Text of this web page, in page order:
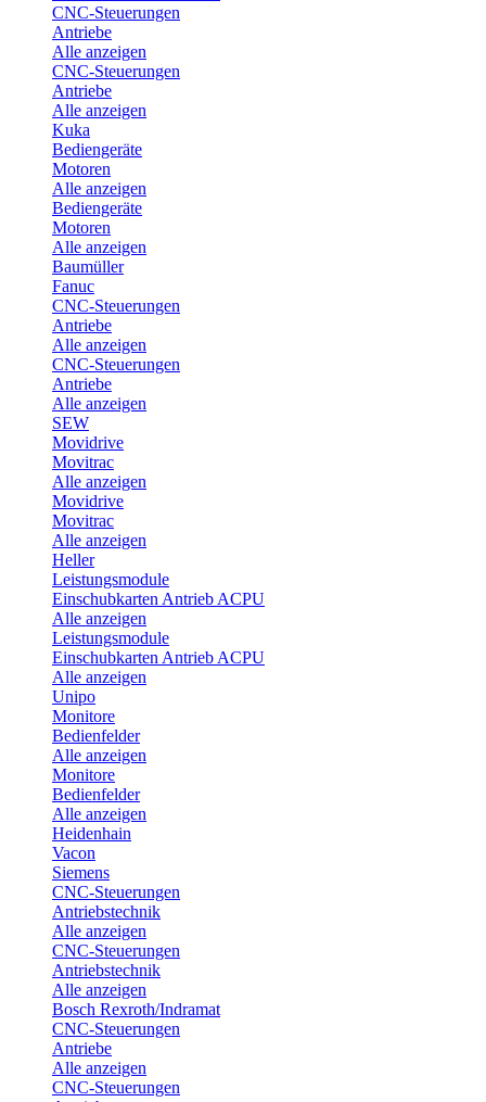
CNC-Steuerungen
Antriebe
Alle anzeigen
CNC-Steuerungen
Antriebe
Alle anzeigen
Kuka
Bediengeräte
Motoren
Alle anzeigen
Bediengeräte
Motoren
Alle anzeigen
Baumüller
Fanuc
CNC-Steuerungen
Antriebe
Alle anzeigen
CNC-Steuerungen
Antriebe
Alle anzeigen
SEW
Movidrive
Movitrac
Alle anzeigen
Movidrive
Movitrac
Alle anzeigen
Heller
Leistungsmodule
Einschubkarten Antrieb ACPU
Alle anzeigen
Leistungsmodule
Einschubkarten Antrieb ACPU
Alle anzeigen
Unipo
Monitore
Bedienfelder
Alle anzeigen
Monitore
Bedienfelder
Alle anzeigen
Heidenhain
Vacon
Siemens
CNC-Steuerungen
Antriebstechnik
Alle anzeigen
CNC-Steuerungen
Antriebstechnik
Alle anzeigen
Bosch Rexroth/Indramat
CNC-Steuerungen
Antriebe
Alle anzeigen
CNC-Steuerungen